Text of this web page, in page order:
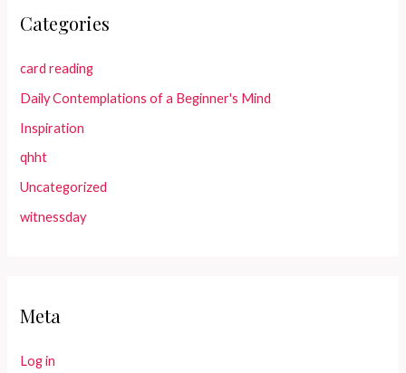
Categories
card reading
Daily Contemplations of a Beginner's Mind
Inspiration
qhht
Uncategorized
witnessday
Meta
Log in